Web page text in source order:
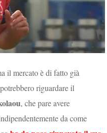
il mercato è di fatto già
riguardare il
, che pare avere
da come